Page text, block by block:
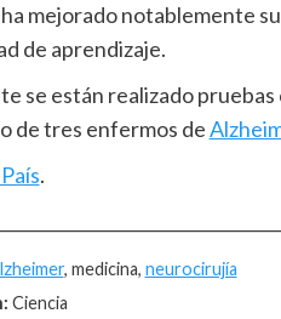
mejorado notablemente
de aprendizaje.
se están realizado
de tres enfermos de
.
, medicina, neurocirujía
Ciencia